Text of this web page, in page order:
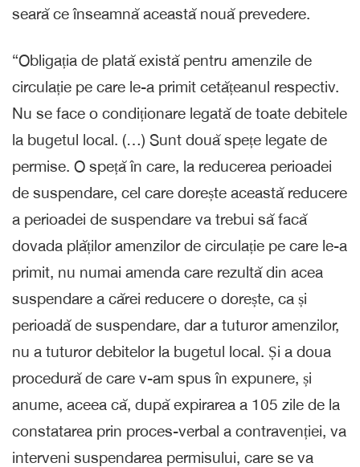
seară ce înseamnă această nouă prevedere.
“Obligația de plată există pentru amenzile de
circulație pe care le-a primit cetățeanul respectiv.
Nu se face o condiționare legată de toate debitele
la bugetul local. (…) Sunt două spețe legate de
permise. O speță în care, la reducerea perioadei
de suspendare, cel care dorește această reducere
a perioadei de suspendare va trebui să facă
dovada plăților amenzilor de circulație pe care le-a
primit, nu numai amenda care rezultă din acea
suspendare a cărei reducere o dorește, ca și
perioadă de suspendare, dar a tuturor amenzilor,
nu a tuturor debitelor la bugetul local. Și a doua
procedură de care v-am spus în expunere, și
anume, aceea că, după expirarea a 105 zile de la
constatarea prin proces-verbal a contravenției, va
interveni suspendarea permisului, care se va